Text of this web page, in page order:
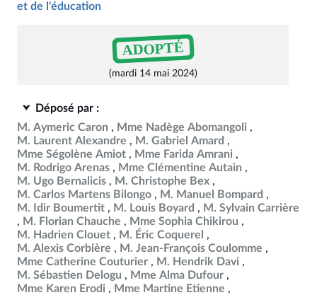
et de l'éducation
ADOPTÉ
(mardi 14 mai 2024)
Déposé par :
M. Aymeric Caron
Mme Nadège Abomangoli
M. Laurent Alexandre
M. Gabriel Amard
Mme Ségolène Amiot
Mme Farida Amrani
M. Rodrigo Arenas
Mme Clémentine Autain
M. Ugo Bernalicis
M. Christophe Bex
M. Carlos Martens Bilongo
M. Manuel Bompard
M. Idir Boumertit
M. Louis Boyard
M. Sylvain Carrière
M. Florian Chauche
Mme Sophia Chikirou
M. Hadrien Clouet
M. Éric Coquerel
M. Alexis Corbière
M. Jean-François Coulomme
Mme Catherine Couturier
M. Hendrik Davi
M. Sébastien Delogu
Mme Alma Dufour
Mme Karen Erodi
Mme Martine Etienne